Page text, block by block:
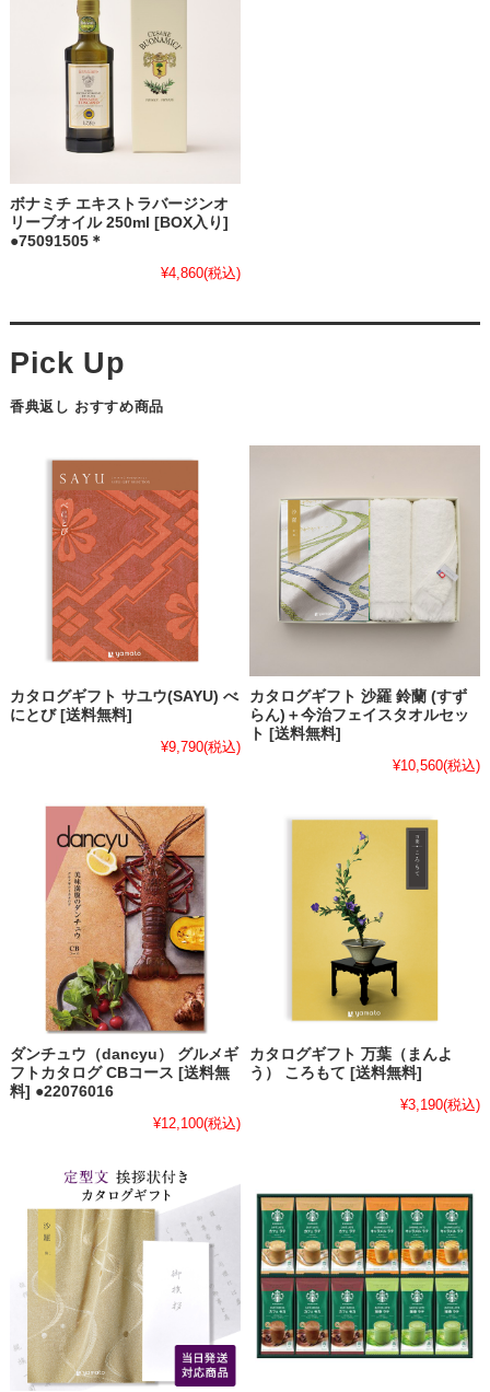
ボナミチ エキストラバージンオ
リーブオイル 250ml [BOX入り]
●75091505＊
¥4,860(税込)
香典返し おすすめ商品
カタログギフト サユウ(SAYU) べ
にとび [送料無料]
¥9,790(税込)
カタログギフト 沙羅 鈴蘭 (すず
らん)＋今治フェイスタオルセッ
ト [送料無料]
¥10,560(税込)
ダンチュウ（dancyu） グルメギ
フトカタログ CBコース [送料無
料] ●22076016
¥12,100(税込)
カタログギフト 万葉（まんよ
う） ころもて [送料無料]
¥3,190(税込)